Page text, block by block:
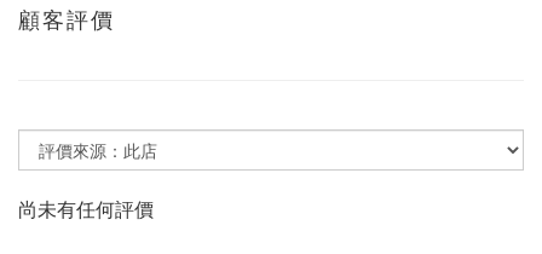
顧客評價
尚未有任何評價